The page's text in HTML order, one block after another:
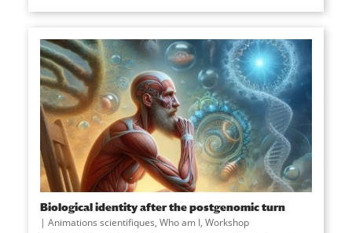
Biological identity after the postgenomic turn
| Animations scientifiques, Who am I, Workshop